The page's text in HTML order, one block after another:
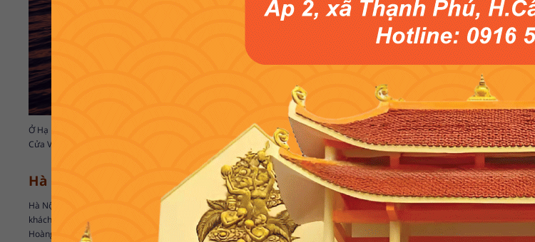
Ở Hạ Long còn nhiều điểm tham quan hấp dẫn khác như: Vịnh Bái Tử Long; Hệ thống các đảo và hang động đẹp; Các bãi tắm
Cửa Vạn; Núi Bài Thơ;... Các loại hải sản tươi ngon; chả mực; sữa chua trân châu Hạ Long; gà đồi Tiên Yên; bún bề bề; bánh
Hà Nội - Thủ đô ngàn năm Văn Hiến
Hà Nội trung tâm văn hóa, chính trị lớn nhất và là thủ đô của cả nước. Với truyền thống lịch sử “ngàn năm văn hiến” và nét văn
khách không thiếu nơi để khám phá, từ nội thành ra đến ngoại thành như: Lăng chủ tịch Hồ Chí Minh; nhà thờ lớn Hà Nội; cầu
Hoàng Thành Thăng Long; nhà tù Hỏa Lò; Hồ Gươm; chùa Hương; Bát Tràng…